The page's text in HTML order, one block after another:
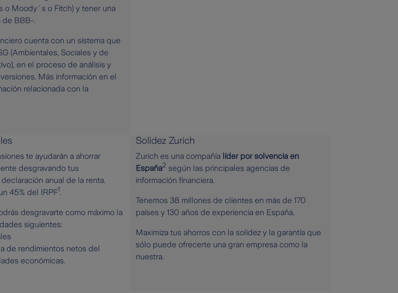
o Moody´s o Fitch) y tener una
de BBB-.
cuenta con un sistema que
(Ambientales, Sociales y de
en el proceso de análisis y
Más información en el
relacionada con la
te ayudarán a ahorrar
desgravando tus
anual de la renta.
45% del IRPF1.
desgravarte como máximo la
siguientes:
de rendimientos netos del
económicas.
Solidez Zurich
Zurich es una compañía líder por solvencia en
España2 según las principales agencias de
información financiera.
Tenemos 38 millones de clientes en más de 170
países y 130 años de experiencia en España.
Maximiza tus ahorros con la solidez y la garantía que
sólo puede ofrecerte una gran empresa como la
nuestra.